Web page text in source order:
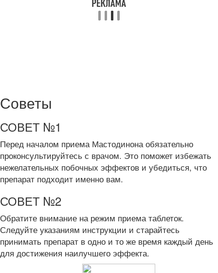
Советы
СОВЕТ №1
Перед началом приема Мастодинона обязательно
проконсультируйтесь с врачом. Это поможет избежать
нежелательных побочных эффектов и убедиться, что
препарат подходит именно вам.
СОВЕТ №2
Обратите внимание на режим приема таблеток.
Следуйте указаниям инструкции и старайтесь
принимать препарат в одно и то же время каждый день
для достижения наилучшего эффекта.